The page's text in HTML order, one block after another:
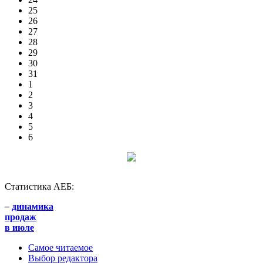
25
26
27
28
29
30
31
1
2
3
4
5
6
Статистика АЕБ:
– динамика
продаж
в июле
Самое читаемое
Выбор редактора